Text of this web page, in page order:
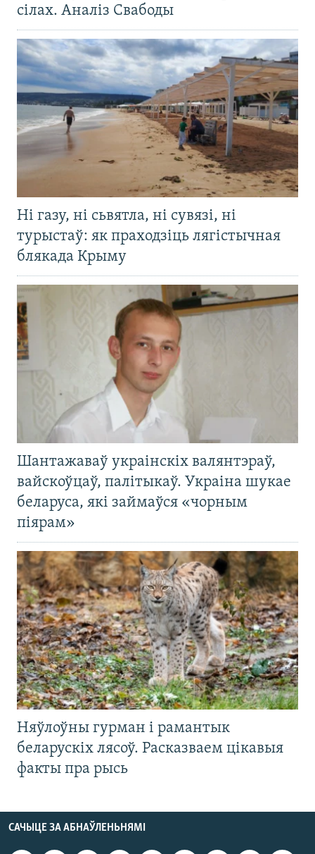
сілах. Аналіз Свабоды
Ні газу, ні сьвятла, ні сувязі, ні
турыстаў: як праходзіць лягістычная
блякада Крыму
Шантажаваў украінскіх валянтэраў,
вайскоўцаў, палітыкаў. Украіна шукае
беларуса, які займаўся «чорным
піярам»
Няўлоўны гурман і рамантык
беларускіх лясоў. Расказваем цікавыя
факты пра рысь
САЧЫЦЕ ЗА АБНАЎЛЕНЬНЯМІ